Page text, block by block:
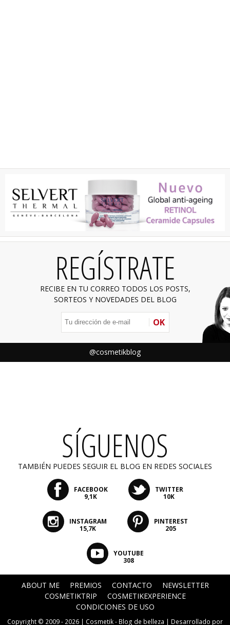
REGÍSTRATE
RECIBE EN TU CORREO TODOS LOS POSTS,
SORTEOS Y NOVEDADES DEL BLOG
OK
@cosmetikblog
SÍGUENOS
TAMBIÉN PUEDES SEGUIR EL BLOG EN REDES SOCIALES
FACEBOOK
9,1K
TWITTER
10K
INSTAGRAM
15,7K
PINTEREST
205
YOUTUBE
308
ABOUT ME PREMIOS CONTACTO
NEWSLETTER
COSMETIKTRIP
COSMETIKEXPERIENCE
CONDICIONES DE USO
Copyright © 2009 - 2026 | Cosmetik - Blog de belleza | Desarrollado por